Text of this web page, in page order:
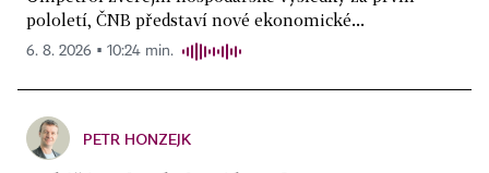
pololetí, ČNB představí nové ekonomické...
6. 8. 2026 ▪ 10:24 min.
PETR HONZEJK